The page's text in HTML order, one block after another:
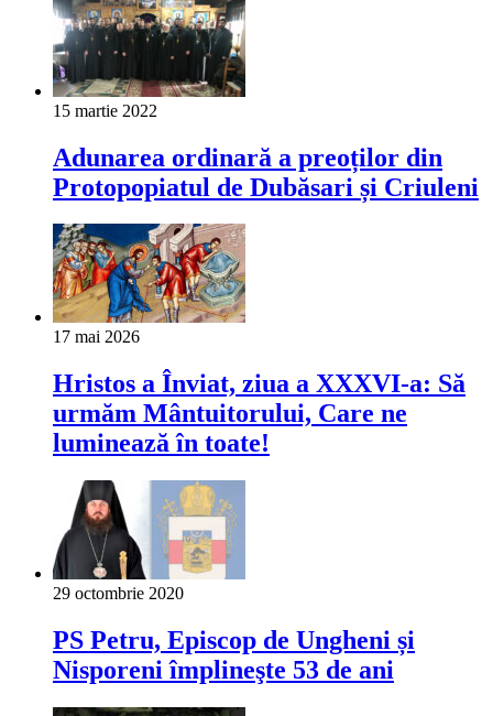
15 martie 2022
Adunarea ordinară a preoților din
Protopopiatul de Dubăsari și Criuleni
17 mai 2026
Hristos a Înviat, ziua a XXXVI-a: Să
urmăm Mântuitorului, Care ne
luminează în toate!
29 octombrie 2020
PS Petru, Episcop de Ungheni și
Nisporeni împlineşte 53 de ani